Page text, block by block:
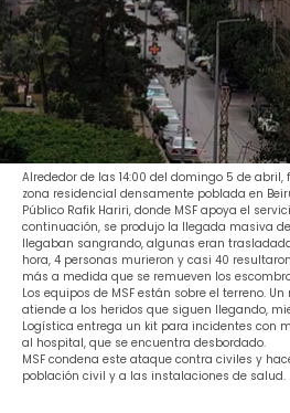
Alrededor de las 14:00 del domingo 5 de
zona residencial densamente poblada en
Público Rafik Hariri, donde MSF apoya el
continuación, se produjo la llegada masiva
llegaban sangrando, algunas eran
hora, 4 personas murieron y casi 40
más a medida que se remueven los
Los equipos de MSF están sobre el terreno.
atiende a los heridos que siguen llegando,
Logística entrega un kit para incidentes con
al hospital, que se encuentra desbordado.
MSF condena este ataque contra civiles y
población civil y a las instalaciones de salud.